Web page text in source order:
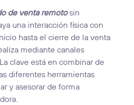
de venta remotosin
una interacción física con
hasta el cierre de la venta
mediante canales
clave está en combinar de
diferentes herramientas
y asesorar de forma